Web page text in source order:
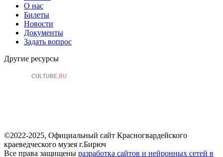
О нас
Билеты
Новости
Документы
Задать вопрос
Другие ресурсы
©2022-2025, Официальный сайт Красногвардейского
краеведческого музея г.Бирюч
Все права защищены разработка сайтов и нейронных сетей в